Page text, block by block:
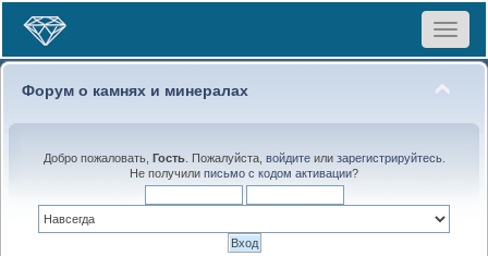
Toggle
Форум о камнях и минералах
Добро пожаловать, Гость. Пожалуйста, войдитеили зарегистрируйтесь.
Не получили письмо с кодом активации?